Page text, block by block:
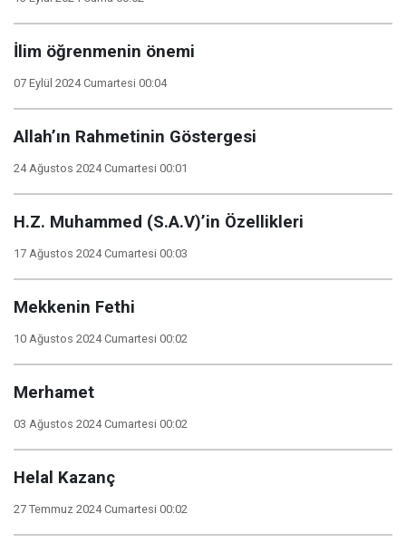
İlim öğrenmenin önemi
07 Eylül 2024 Cumartesi 00:04
Allah’ın Rahmetinin Göstergesi
24 Ağustos 2024 Cumartesi 00:01
H.Z. Muhammed (S.A.V)’in Özellikleri
17 Ağustos 2024 Cumartesi 00:03
Mekkenin Fethi
10 Ağustos 2024 Cumartesi 00:02
Merhamet
03 Ağustos 2024 Cumartesi 00:02
Helal Kazanç
27 Temmuz 2024 Cumartesi 00:02